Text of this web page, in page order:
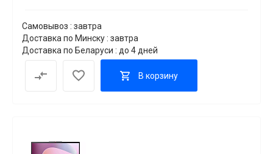
Самовывоз : завтра
Доставка по Минску : завтра
Доставка по Беларуси : до 4 дней
В корзину